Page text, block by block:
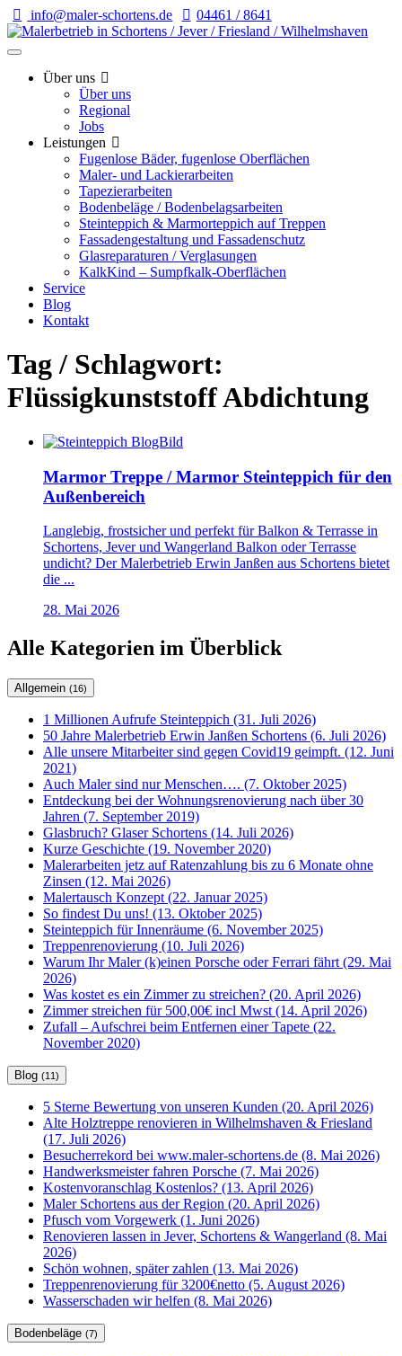
info@maler-schortens.de 04461 / 8641
Über uns
Über uns
Regional
Jobs
Leistungen
Fugenlose Bäder, fugenlose Oberflächen
Maler- und Lackierarbeiten
Tapezierarbeiten
Bodenbeläge / Bodenbelagsarbeiten
Steinteppich & Marmorteppich auf Treppen
Fassadengestaltung und Fassadenschutz
Glasreparaturen / Verglasungen
KalkKind – Sumpfkalk-Oberflächen
Service
Blog
Kontakt
Tag / Schlagwort:
Flüssigkunststoff Abdichtung
Marmor Treppe / Marmor Steinteppich für den
Außenbereich
Langlebig, frostsicher und perfekt für Balkon & Terrasse in
Schortens, Jever und Wangerland Balkon oder Terrasse
undicht? Der Malerbetrieb Erwin Janßen aus Schortens bietet
die ...
28. Mai 2026
Alle Kategorien im Überblick
Allgemein (16)
1 Millionen Aufrufe Steinteppich (31. Juli 2026)
50 Jahre Malerbetrieb Erwin Janßen Schortens (6. Juli 2026)
Alle unsere Mitarbeiter sind gegen Covid19 geimpft. (12. Juni
2021)
Auch Maler sind nur Menschen…. (7. Oktober 2025)
Entdeckung bei der Wohnungsrenovierung nach über 30
Jahren (7. September 2019)
Glasbruch? Glaser Schortens (14. Juli 2026)
Kurze Geschichte (19. November 2020)
Malerarbeiten jetz auf Ratenzahlung bis zu 6 Monate ohne
Zinsen (12. Mai 2026)
Malertausch Konzept (22. Januar 2025)
So findest Du uns! (13. Oktober 2025)
Steinteppich für Innenräume (6. November 2025)
Treppenrenovierung (10. Juli 2026)
Warum Ihr Maler (k)einen Porsche oder Ferrari fährt (29. Mai
2026)
Was kostet es ein Zimmer zu streichen? (20. April 2026)
Zimmer streichen für 500,00€ incl Mwst (14. April 2026)
Zufall – Aufschrei beim Entfernen einer Tapete (22.
November 2020)
Blog (11)
5 Sterne Bewertung von unseren Kunden (20. April 2026)
Alte Holztreppe renovieren in Wilhelmshaven & Friesland
(17. Juli 2026)
Besucherrekord bei www.maler-schortens.de (8. Mai 2026)
Handwerksmeister fahren Porsche (7. Mai 2026)
Kostenvoranschlag Kostenlos? (13. April 2026)
Maler Schortens aus der Region (20. April 2026)
Pfusch vom Vorgewerk (1. Juni 2026)
Renovieren lassen in Jever, Schortens & Wangerland (8. Mai
2026)
Schön wohnen, später zahlen (13. Mai 2026)
Treppenrenovierung für 3200€netto (5. August 2026)
Wasserschaden wir helfen (8. Mai 2026)
Bodenbeläge (7)